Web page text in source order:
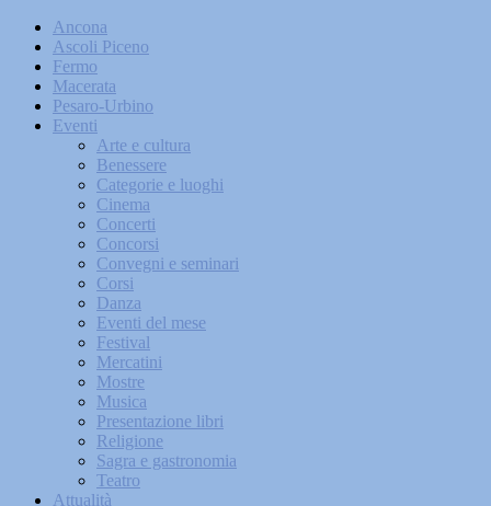
Ancona
Ascoli Piceno
Fermo
Macerata
Pesaro-Urbino
Eventi
Arte e cultura
Benessere
Categorie e luoghi
Cinema
Concerti
Concorsi
Convegni e seminari
Corsi
Danza
Eventi del mese
Festival
Mercatini
Mostre
Musica
Presentazione libri
Religione
Sagra e gastronomia
Teatro
Attualità